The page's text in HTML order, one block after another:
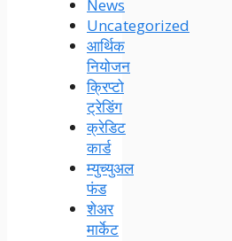
News
Uncategorized
आर्थिक
नियोजन
क्रिप्टो
ट्रेडिंग
क्रेडिट
कार्ड
म्युच्युअल
फंड
शेअर
मार्केट